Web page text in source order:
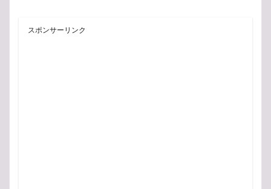
スポンサーリンク